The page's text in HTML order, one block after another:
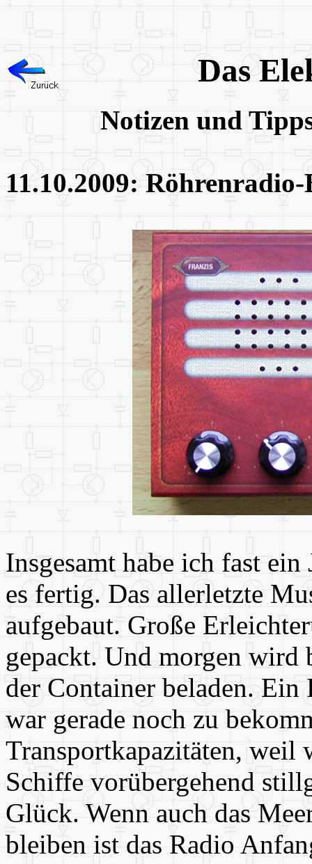
Das
Notizen und
11.10.2009:
Insgesamt habe ich fast
es fertig. Das allerletzte
aufgebaut. Große
gepackt. Und morgen
der Container beladen.
war gerade noch zu
Transportkapazitäten, weil
Schiffe vorübergehend
Glück. Wenn auch das
bleiben ist das Radio